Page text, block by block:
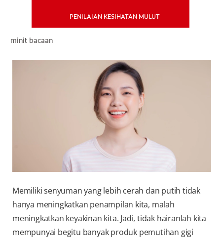
PENILAIAN KESIHATAN MULUT
minit bacaan
Memiliki senyuman yang lebih cerah dan putih tidak
hanya meningkatkan penampilan kita, malah
meningkatkan keyakinan kita. Jadi, tidak hairanlah kita
mempunyai begitu banyak produk pemutihan gigi